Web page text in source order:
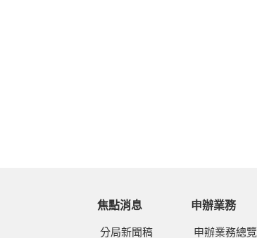
焦點消息
分局新聞稿
申辦業務
申辦業務總覽